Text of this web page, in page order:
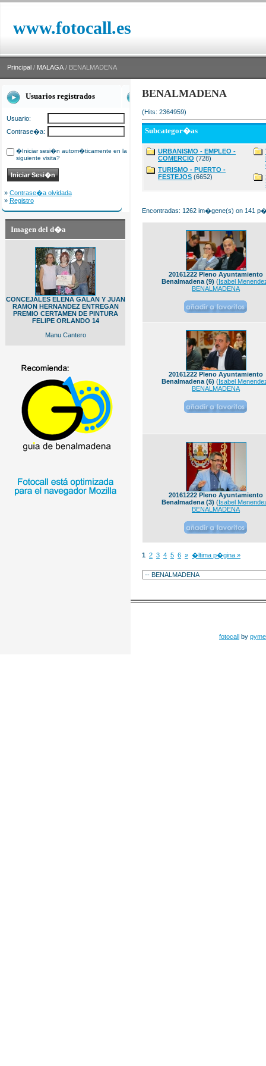
www.fotocall.es
Principal / MALAGA / BENALMADENA
Usuarios registrados
Usuario:
Contrase�a:
�Iniciar sesi�n autom�ticamente en la
siguiente visita?
» Contrase�a olvidada
» Registro
Imagen del d�a
CONCEJALES ELENA GALAN Y JUAN
RAMON HERNANDEZ ENTREGAN
PREMIO CERTAMEN DE PINTURA
FELIPE ORLANDO 14
Manu Cantero
BENALMADENA
(Hits: 2364959)
Subcategor�as
URBANISMO - EMPLEO -
COMERCIO (728)
TURISMO - PUERTO -
FESTEJOS (6652)
Encontradas: 1262 im�gene(s) on 141
20161222 Pleno Ayuntamiento
Benalmadena (9) (Isabel
BENALMADENA
20161222 Pleno Ayuntamiento
Benalmadena (6) (Isabel
BENALMADENA
20161222 Pleno Ayuntamiento
Benalmadena (3) (Isabel
BENALMADENA
1 2 3 4 5 6 » �ltima p�gina »
fotocall by